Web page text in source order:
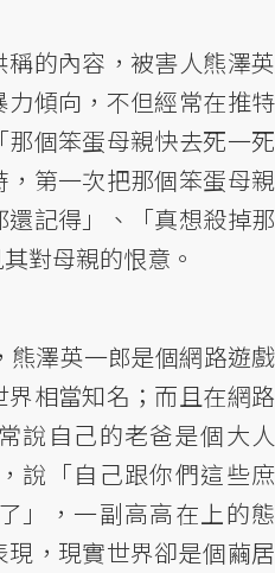
的內容，被害人熊澤英
傾向，不但經常在推特
個笨蛋母親快去死一死
第一次把那個笨蛋母親
記得」、「真想殺掉那
對母親的恨意。
熊澤英一郎是個網路遊戲
相當知名；而且在網路
說自己的老爸是個大人
說「自己跟你們這些庶
」，一副高高在上的態
，現實世界卻是個繭居